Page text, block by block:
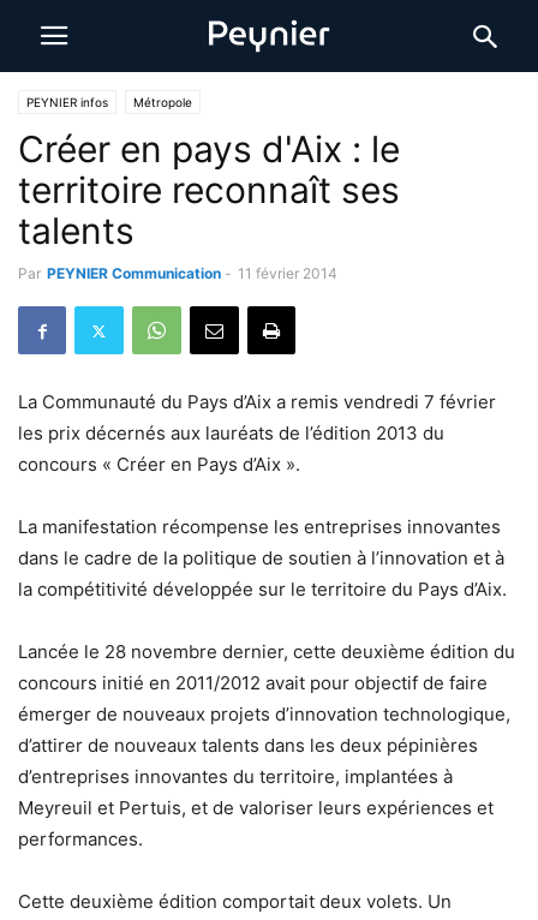
PEYNIER infos Métropole
Créer en pays d'Aix : le
territoire reconnaît ses
talents
Par PEYNIER Communication - 11 février 2014
La Communauté du Pays d’Aix a remis vendredi 7 février
les prix décernés aux lauréats de l’édition 2013 du
concours « Créer en Pays d’Aix ».
La manifestation récompense les entreprises innovantes
dans le cadre de la politique de soutien à l’innovation et à
la compétitivité développée sur le territoire du Pays d’Aix.
Lancée le 28 novembre dernier, cette deuxième édition du
concours initié en 2011/2012 avait pour objectif de faire
émerger de nouveaux projets d’innovation technologique,
d’attirer de nouveaux talents dans les deux pépinières
d’entreprises innovantes du territoire, implantées à
Meyreuil et Pertuis, et de valoriser leurs expériences et
performances.
Cette deuxième édition comportait deux volets. Un